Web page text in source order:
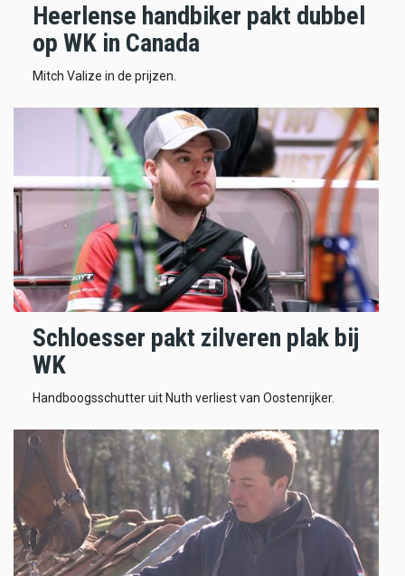
Heerlense handbiker pakt dubbel
op WK in Canada
Mitch Valize in de prijzen.
Schloesser pakt zilveren plak bij
WK
Handboogsschutter uit Nuth verliest van Oostenrijker.